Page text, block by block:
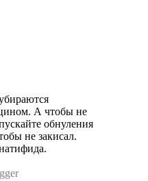
А чтобы не
обнуления
не закисал.